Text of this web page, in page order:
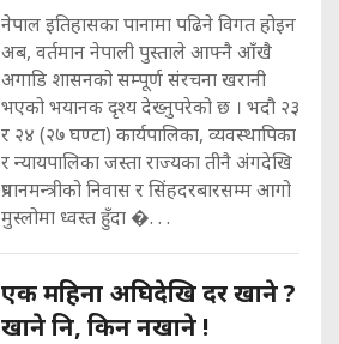
नेपाल इतिहासका पानामा पढिने विगत होइन
अब, वर्तमान नेपाली पुस्ताले आफ्नै आँखै
अगाडि शासनको सम्पूर्ण संरचना खरानी
भएको भयानक दृश्य देख्नुपरेको छ । भदौ २३
र २४ (२७ घण्टा) कार्यपालिका, व्यवस्थापिका
र न्यायपालिका जस्ता राज्यका तीनै अंगदेखि
प्रधानमन्त्रीको निवास र सिंहदरबारसम्म आगो
मुस्लोमा ध्वस्त हुँदा �. . .
एक महिना अघिदेखि दर खाने ?
खाने नि, किन नखाने !